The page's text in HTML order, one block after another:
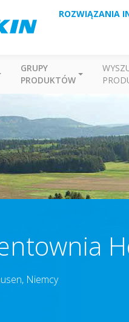
ROZWIĄZANIA
GRUPY
PRODUKTÓW
Niemcy